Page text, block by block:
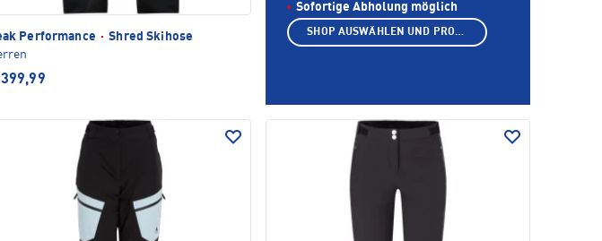
Performance · Shred Skihose
Sofortige Abholung möglich
SHOP AUSWÄHLEN UND PRODUKTE ANZEIGEN